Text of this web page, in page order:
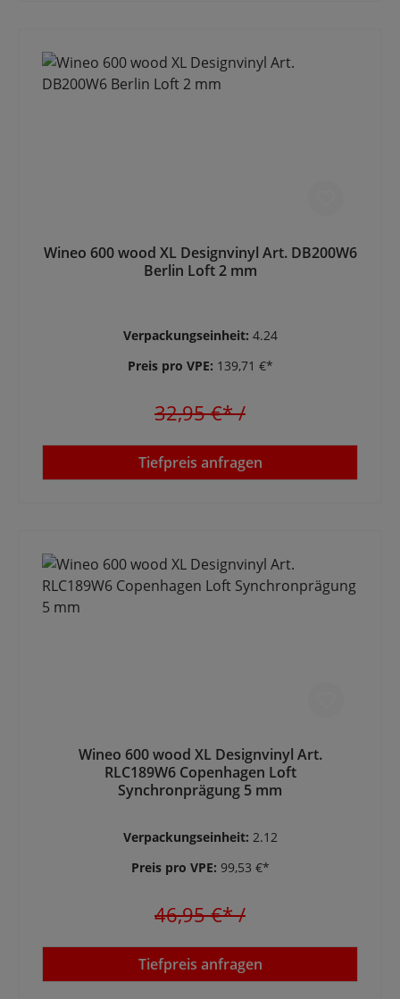
Wineo 600 wood XL Designvinyl Art. DB200W6
Berlin Loft 2 mm
Verpackungseinheit: 4.24
Preis pro VPE: 139,71 €*
32,95 €*/
Tiefpreis anfragen
Wineo 600 wood XL Designvinyl Art.
RLC189W6 Copenhagen Loft
Synchronprägung 5 mm
Verpackungseinheit: 2.12
Preis pro VPE: 99,53 €*
46,95 €*/
Tiefpreis anfragen